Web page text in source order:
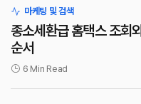
마케팅 및 검색
종소세환급 홈택스 조회
순서
6 Min Read